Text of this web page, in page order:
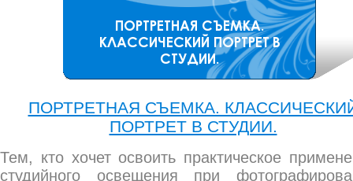
ПОРТРЕТНАЯ СЪЕМКА.
ПОРТРЕТ В СТУДИИ.
Тем, кто хочет освоить практическое
студийного освещения при